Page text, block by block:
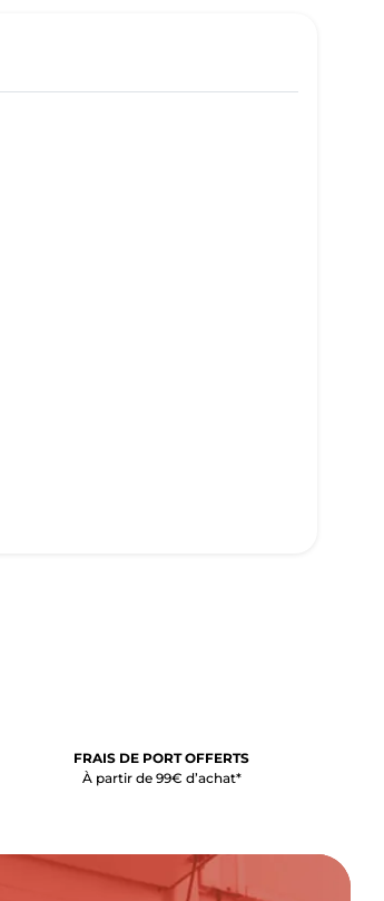
FRAIS DE PORT OFFERTS
À partir de 99€ d’achat*